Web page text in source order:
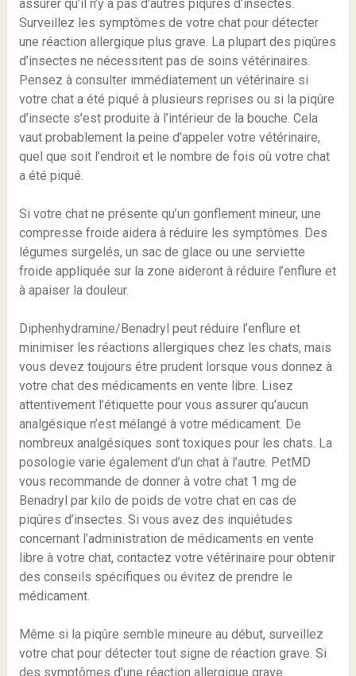
assurer qu’il n’y a pas d’autres piqûres d’insectes.
Surveillez les symptômes de votre chat pour détecter
une réaction allergique plus grave. La plupart des piqûres
d’insectes ne nécessitent pas de soins vétérinaires.
Pensez à consulter immédiatement un vétérinaire si
votre chat a été piqué à plusieurs reprises ou si la piqûre
d’insecte s’est produite à l’intérieur de la bouche. Cela
vaut probablement la peine d’appeler votre vétérinaire,
quel que soit l’endroit et le nombre de fois où votre chat
a été piqué.
Si votre chat ne présente qu’un gonflement mineur, une
compresse froide aidera à réduire les symptômes. Des
légumes surgelés, un sac de glace ou une serviette
froide appliquée sur la zone aideront à réduire l’enflure et
à apaiser la douleur.
Diphenhydramine/Benadryl peut réduire l’enflure et
minimiser les réactions allergiques chez les chats, mais
vous devez toujours être prudent lorsque vous donnez à
votre chat des médicaments en vente libre. Lisez
attentivement l’étiquette pour vous assurer qu’aucun
analgésique n’est mélangé à votre médicament. De
nombreux analgésiques sont toxiques pour les chats. La
posologie varie également d’un chat à l’autre. PetMD
vous recommande de donner à votre chat 1 mg de
Benadryl par kilo de poids de votre chat en cas de
piqûres d’insectes. Si vous avez des inquiétudes
concernant l’administration de médicaments en vente
libre à votre chat, contactez votre vétérinaire pour obtenir
des conseils spécifiques ou évitez de prendre le
médicament.
Même si la piqûre semble mineure au début, surveillez
votre chat pour détecter tout signe de réaction grave. Si
des symptômes d’une réaction allergique grave